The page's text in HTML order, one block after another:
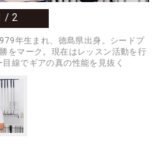
/ 2
年生まれ、徳島県出身。シードプ
をマーク。現在はレッスン活動を行
線でギアの真の性能を見抜く